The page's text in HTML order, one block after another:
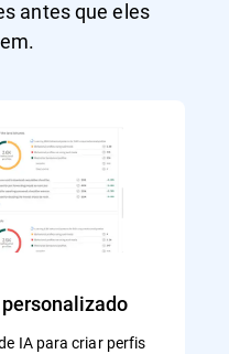
antes que eles
IA para criar perfis